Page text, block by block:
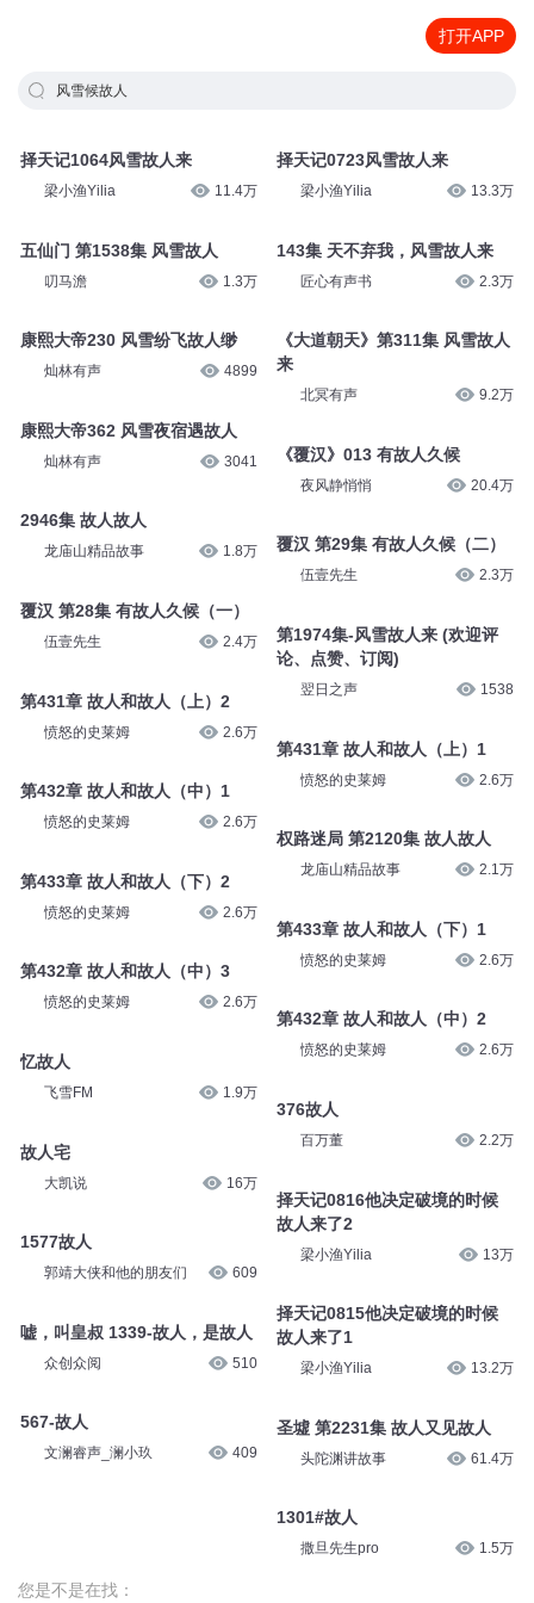
打开APP
风雪候故人
择天记1064风雪故人来
梁小渔Yilia 11.4万
五仙门 第1538集 风雪故人
叨马澹 1.3万
康熙大帝230 风雪纷飞故人缈
灿林有声 4899
康熙大帝362 风雪夜宿遇故人
灿林有声 3041
2946集 故人故人
龙庙山精品故事 1.8万
覆汉 第28集 有故人久候（一）
伍壹先生 2.4万
第431章 故人和故人（上）2
愤怒的史莱姆 2.6万
第432章 故人和故人（中）1
愤怒的史莱姆 2.6万
第433章 故人和故人（下）2
愤怒的史莱姆 2.6万
第432章 故人和故人（中）3
愤怒的史莱姆 2.6万
忆故人
飞雪FM 1.9万
故人宅
大凯说 16万
1577故人
郭靖大侠和他的朋友们 609
嘘，叫皇叔 1339-故人，是故人
众创众阅 510
567-故人
文澜睿声_澜小玖 409
择天记0723风雪故人来
梁小渔Yilia 13.3万
143集 天不弃我，风雪故人来
匠心有声书 2.3万
《大道朝天》第311集 风雪故人
来
北冥有声 9.2万
《覆汉》013 有故人久候
夜风静悄悄 20.4万
覆汉 第29集 有故人久候（二）
伍壹先生 2.3万
第1974集-风雪故人来 (欢迎评
论、点赞、订阅)
翌日之声 1538
第431章 故人和故人（上）1
愤怒的史莱姆 2.6万
权路迷局 第2120集 故人故人
龙庙山精品故事 2.1万
第433章 故人和故人（下）1
愤怒的史莱姆 2.6万
第432章 故人和故人（中）2
愤怒的史莱姆 2.6万
376故人
百万董 2.2万
择天记0816他决定破境的时候
故人来了2
梁小渔Yilia 13万
择天记0815他决定破境的时候
故人来了1
梁小渔Yilia 13.2万
圣墟 第2231集 故人又见故人
头陀渊讲故事 61.4万
1301#故人
撒旦先生pro 1.5万
您是不是在找：